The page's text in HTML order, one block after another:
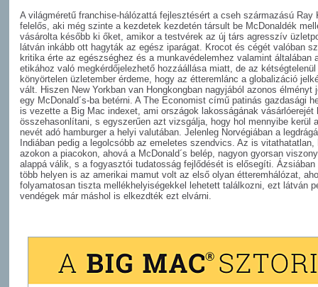
A világméretű franchise-hálózattá fejlesztésért a cseh származású Ray
felelős, aki még szinte a kezdetek kezdetén társult be McDonaldék
vásárolta később ki őket, amikor a testvérek az új társ agresszív
látván inkább ott hagyták az egész iparágat. Krocot és cégét valóban
kritika érte az egészséghez és a munkavédelemhez valamint általában
etikához való megkérdőjelezhető hozzáállása miatt, de az kétségtelenül
könyörtelen üzletember érdeme, hogy az étteremlánc a globalizáció
vált. Hiszen New Yorkban van Hongkongban nagyjából azonos élményt
egy McDonald´s-ba betérni. A The Economist című patinás gazdasági
is vezette a Big Mac indexet, ami országok lakosságának vásárlóerejét
összehasonlítani, s egyszerűen azt vizsgálja, hogy hol mennyibe kerül
nevét adó hamburger a helyi valutában. Jelenleg Norvégiában a
Indiában pedig a legolcsóbb az emeletes szendvics. Az is vitathatatlan,
azokon a piacokon, ahová a McDonald´s belép, nagyon gyorsan
alappá válik, s a fogyasztói tudatosság fejlődését is elősegíti. Ázsiában
több helyen is az amerikai mamut volt az első olyan étteremhálózat,
folyamatosan tiszta mellékhelyiségekkel lehetett találkozni, ezt látván
vendégek már máshol is elkezdték ezt elvárni.